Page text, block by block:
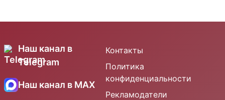
Наш канал в
Telegram
Наш канал в MAX
Контакты
Политика
конфиденциальности
Рекламодатели